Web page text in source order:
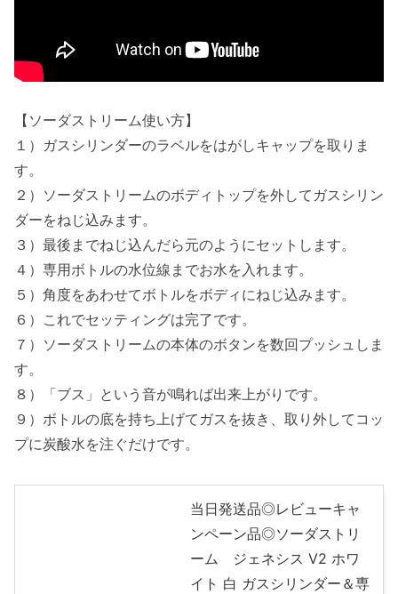
【ソーダストリーム使い方】
１）ガスシリンダーのラベルをはがしキャップを取りま
す。
２）ソーダストリームのボディトップを外してガスシリン
ダーをねじ込みます。
３）最後までねじ込んだら元のようにセットします。
４）専用ボトルの水位線までお水を入れます。
５）角度をあわせてボトルをボディにねじ込みます。
６）これでセッティングは完了です。
７）ソーダストリームの本体のボタンを数回プッシュしま
す。
８）「ブス」という音が鳴れば出来上がりです。
９）ボトルの底を持ち上げてガスを抜き、取り外してコッ
プに炭酸水を注ぐだけです。
当日発送品◎レビューキャ
ンペーン品◎ソーダストリ
ーム ジェネシス V2 ホワ
イト 白 ガスシリンダー＆専